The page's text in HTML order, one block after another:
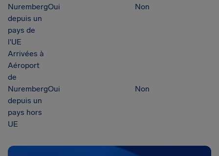
Nuremberg
depuis un
pays de
l'UE
Oui Non
Arrivées à
Aéroport
de
Nuremberg
depuis un
pays hors
UE
Oui Non